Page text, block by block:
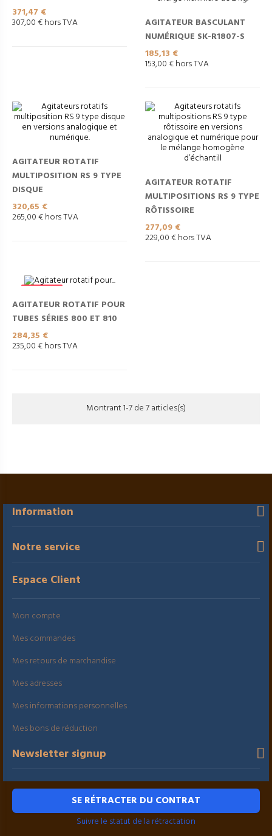
Prix
371,47 €
307,00 € hors TVA
AGITATEUR BASCULANT
NUMÉRIQUE SK-R1807-S
Prix
185,13 €
153,00 € hors TVA
AGITATEUR ROTATIF
MULTIPOSITION RS 9 TYPE
DISQUE
Prix
320,65 €
265,00 € hors TVA
AGITATEUR ROTATIF
MULTIPOSITIONS RS 9 TYPE
RÔTISSOIRE
Prix
277,09 €
229,00 € hors TVA
AGITATEUR ROTATIF POUR
TUBES SÉRIES 800 ET 810
Prix
284,35 €
235,00 € hors TVA
Montrant 1-7 de 7 articles(s)
Information
Notre service
Espace Client
Mon compte
Mes commandes
Mes retours de marchandise
Mes adresses
Mes informations personnelles
Mes bons de réduction
Newsletter signup
SE RÉTRACTER DU CONTRAT
Suivre le statut de la rétractation